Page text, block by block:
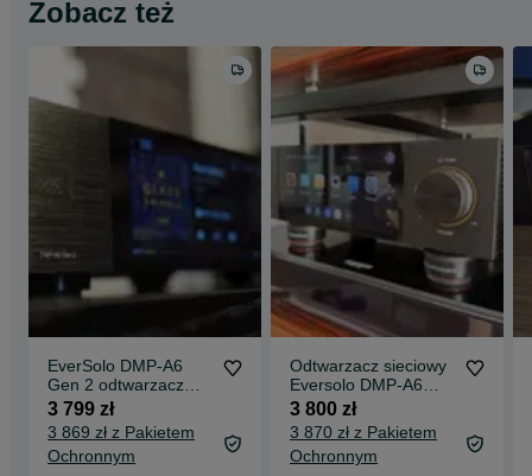
Zobacz też
EverSolo DMP-A6
Gen 2 odtwarzacz
sieciowy streamer
NOWY 2 lata gwar
3 799 zł
3 869 zł z Pakietem
Ochronnym
Odtwarzacz sieciowy
Eversolo DMP-A6
Master z zasilaczem
liniowym LHY Audio
3 800 zł
3 870 zł z Pakietem
Ochronnym